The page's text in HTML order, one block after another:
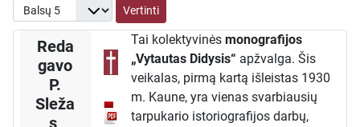
Prašome įvertinti
Reda
gavo
P.
Sleža
s
Tai kolektyvinės monografijos
„Vytautas Didysis“ apžvalga. Šis
veikalas, pirmą kartą išleistas 1930
m. Kaune, yra vienas svarbiausių
tarpukario istoriografijos darbų,